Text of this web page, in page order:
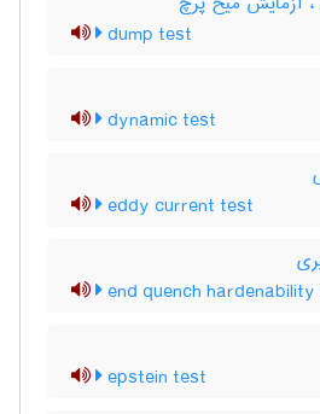
dump test
dynamic test
eddy current test
end quench
epstein test